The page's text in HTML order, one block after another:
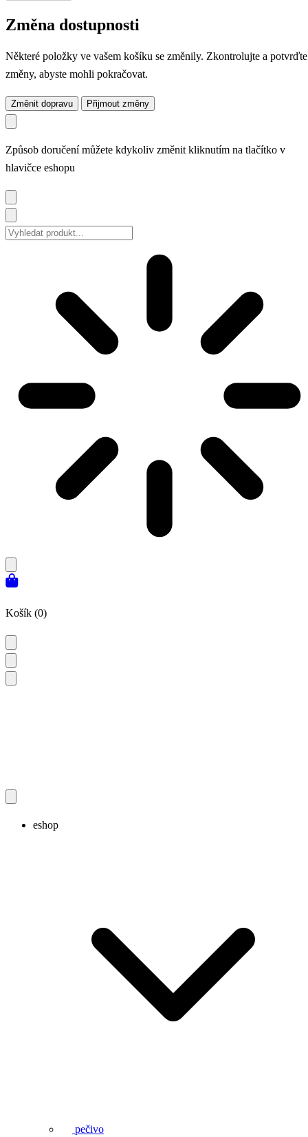
Změna dostupnosti
Některé položky ve vašem košíku se změnily. Zkontrolujte a potvrďte
změny, abyste mohli pokračovat.
Změnit dopravu Přijmout změny
Způsob doručení můžete kdykoliv změnit kliknutím na tlačítko v
hlavičce eshopu
Košík (0)
eshop
pečivo